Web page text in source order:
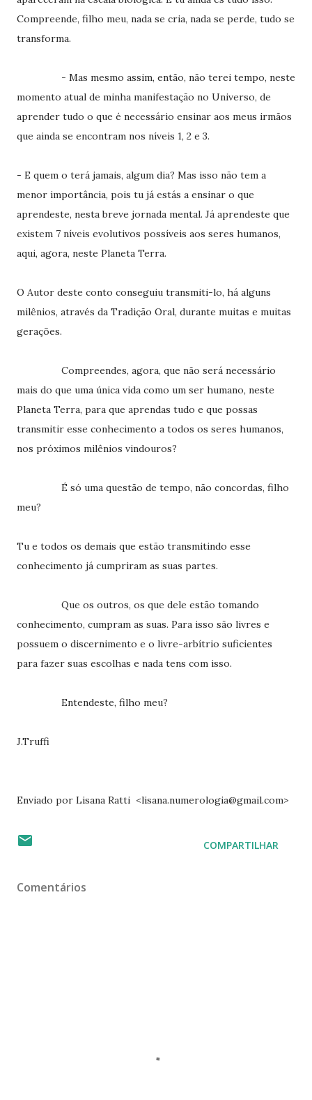
Compreende, filho meu, nada se cria, nada se perde, tudo se
transforma.
- Mas mesmo assim, então, não terei tempo, neste
momento atual de minha manifestação no Universo, de
aprender tudo o que é necessário ensinar aos meus irmãos
que ainda se encontram nos níveis 1, 2 e 3.
- E quem o terá jamais, algum dia? Mas isso não tem a
menor importância, pois tu já estás a ensinar o que
aprendeste, nesta breve jornada mental. Já aprendeste que
existem 7 níveis evolutivos possíveis aos seres humanos,
aqui, agora, neste Planeta Terra.
O Autor deste conto conseguiu transmiti-lo, há alguns
milênios, através da Tradição Oral, durante muitas e muitas
gerações.
Compreendes, agora, que não será necessário
mais do que uma única vida como um ser humano, neste
Planeta Terra, para que aprendas tudo e que possas
transmitir esse conhecimento a todos os seres humanos,
nos próximos milênios vindouros?
É só uma questão de tempo, não concordas, filho
meu?
Tu e todos os demais que estão transmitindo esse
conhecimento já cumpriram as suas partes.
Que os outros, os que dele estão tomando
conhecimento, cumpram as suas. Para isso são livres e
possuem o discernimento e o livre-arbítrio suficientes
para fazer suas escolhas e nada tens com isso.
Entendeste, filho meu?
J.Truffi
Enviado por Lisana Ratti <lisana.numerologia@gmail.com>
COMPARTILHAR
Comentários